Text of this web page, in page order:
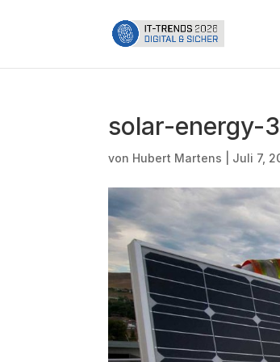
solar-energy-
von Hubert Martens Juli 7,